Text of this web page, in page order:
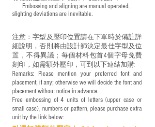
​ Embossing and aligning are manual operated,
slighting deviations are inevitable.
注意：字型及壓印位置請在下單時於備註詳
細說明，否則將由設計師決定最佳字型及位
置，不得異議；每個材料包首4個字母免費
刻印，如需額外壓印，可到以下連結加購:
Remarks: Please mention your preferred font and
placement, if any; otherwise we will decide the font and
placement without notice in advance.
Free embossing of 4 units of letters (upper case or
small case), numbers or pattern, please purchase extra
unit by the link below: